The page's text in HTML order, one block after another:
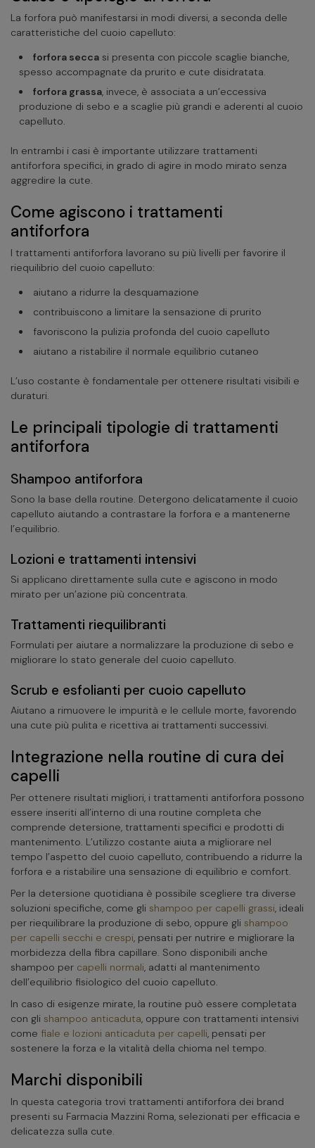
La forfora può manifestarsi in modi diversi, a seconda delle
caratteristiche del cuoio capelluto:
forfora secca si presenta con piccole scaglie bianche,
spesso accompagnate da prurito e cute disidratata.
forfora grassa, invece, è associata a un’eccessiva
produzione di sebo e a scaglie più grandi e aderenti al cuoio
capelluto.
In entrambi i casi è importante utilizzare trattamenti
antiforfora specifici, in grado di agire in modo mirato senza
aggredire la cute.
Come agiscono i trattamenti
antiforfora
I trattamenti antiforfora lavorano su più livelli per favorire il
riequilibrio del cuoio capelluto:
aiutano a ridurre la desquamazione
contribuiscono a limitare la sensazione di prurito
favoriscono la pulizia profonda del cuoio capelluto
aiutano a ristabilire il normale equilibrio cutaneo
L’uso costante è fondamentale per ottenere risultati visibili e
duraturi.
Le principali tipologie di trattamenti
antiforfora
Shampoo antiforfora
Sono la base della routine. Detergono delicatamente il cuoio
capelluto aiutando a contrastare la forfora e a mantenerne
l’equilibrio.
Lozioni e trattamenti intensivi
Si applicano direttamente sulla cute e agiscono in modo
mirato per un’azione più concentrata.
Trattamenti riequilibranti
Formulati per aiutare a normalizzare la produzione di sebo e
migliorare lo stato generale del cuoio capelluto.
Scrub e esfolianti per cuoio capelluto
Aiutano a rimuovere le impurità e le cellule morte, favorendo
una cute più pulita e ricettiva ai trattamenti successivi.
Integrazione nella routine di cura dei
capelli
Per ottenere risultati migliori, i trattamenti antiforfora possono
essere inseriti all’interno di una routine completa che
comprende detersione, trattamenti specifici e prodotti di
mantenimento. L’utilizzo costante aiuta a migliorare nel
tempo l’aspetto del cuoio capelluto, contribuendo a ridurre la
forfora e a ristabilire una sensazione di equilibrio e comfort.
Per la detersione quotidiana è possibile scegliere tra diverse
soluzioni specifiche, come gli shampoo per capelli grassi, ideali
per riequilibrare la produzione di sebo, oppure gli shampoo
per capelli secchi e crespi, pensati per nutrire e migliorare la
morbidezza della fibra capillare. Sono disponibili anche
shampoo per capelli normali, adatti al mantenimento
dell’equilibrio fisiologico del cuoio capelluto.
In caso di esigenze mirate, la routine può essere completata
con gli shampoo anticaduta, oppure con trattamenti intensivi
come fiale e lozioni anticaduta per capelli, pensati per
sostenere la forza e la vitalità della chioma nel tempo.
Marchi disponibili
In questa categoria trovi trattamenti antiforfora dei brand
presenti su Farmacia Mazzini Roma, selezionati per efficacia e
delicatezza sulla cute.